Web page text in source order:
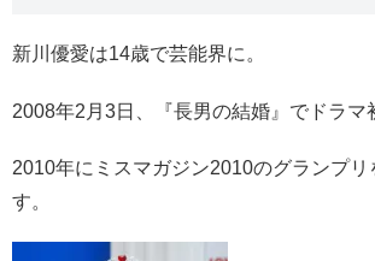
新川優愛は14歳で芸能界に。
2008年2月3日、『長男の結婚』でドラマ
2010年にミスマガジン2010のグランプリ
す。